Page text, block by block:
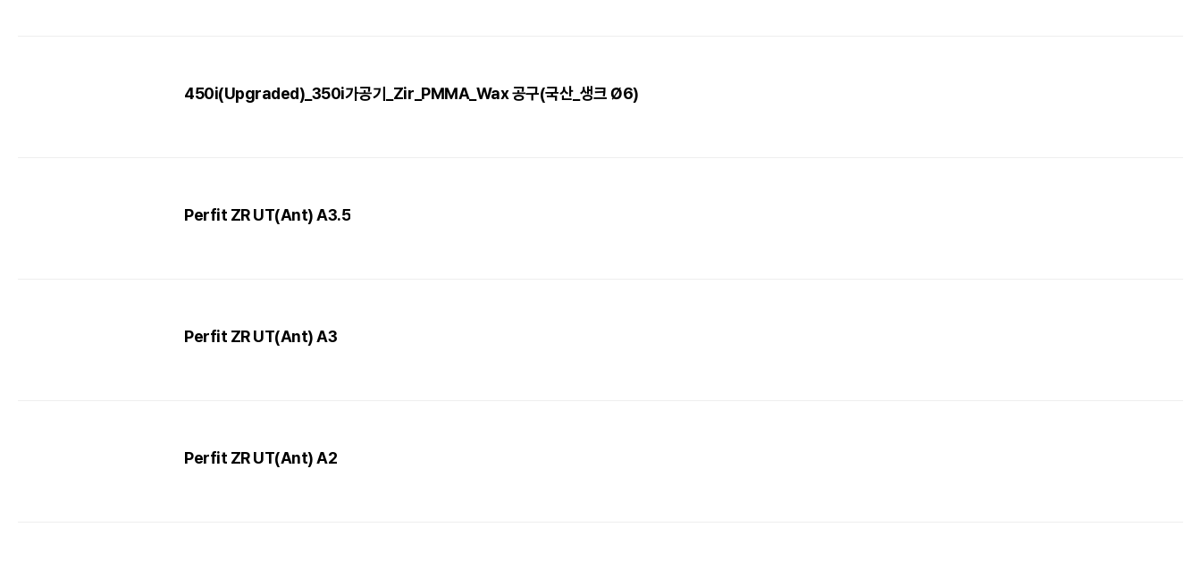
450i(Upgraded)_350i가공기_Zir_PMMA_Wax 공구(국산_생크 Ø6)
Perfit ZR UT(Ant) A3.5
Perfit ZR UT(Ant) A3
Perfit ZR UT(Ant) A2